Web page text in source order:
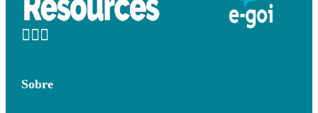
Sobre